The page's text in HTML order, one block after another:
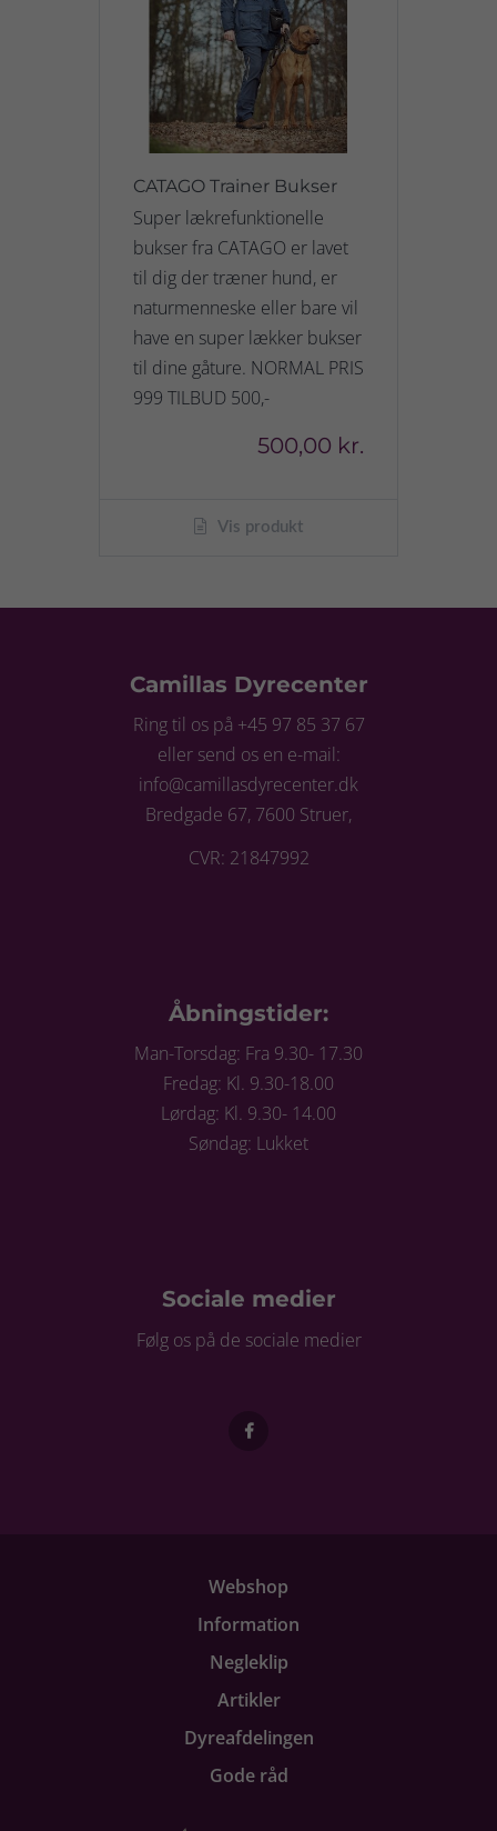
CATAGO Trainer Bukser
Super lækrefunktionelle
bukser fra CATAGO er lavet
til dig der træner hund, er
naturmenneske eller bare vil
have en super lækker bukser
til dine gåture. NORMAL PRIS
999 TILBUD 500,-
500,00 kr.
Vis produkt
Camillas Dyrecenter
Ring til os på +45 97 85 37 67
eller send os en e-mail:
info@camillasdyrecenter.dk
Bredgade 67, 7600 Struer,
CVR: 21847992
Åbningstider:
Man-Torsdag: Fra 9.30- 17.30
Fredag: Kl. 9.30-18.00
Lørdag: Kl. 9.30- 14.00
Søndag: Lukket
Sociale medier
Følg os på de sociale medier
Webshop
Information
Negleklip
Artikler
Dyreafdelingen
Gode råd